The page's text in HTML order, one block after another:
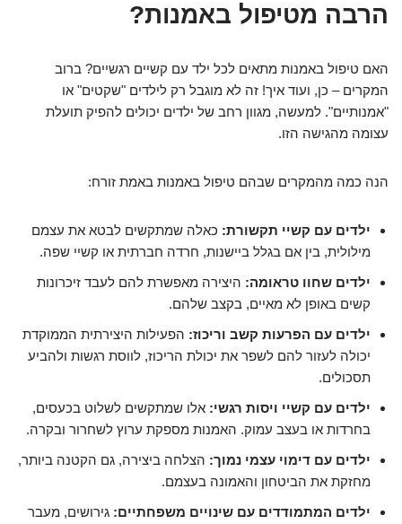
הרבה מטיפול באמנות?
האם טיפול באמנות מתאים לכל ילד עם קשיים רגשיים? ברוב
המקרים – כן, ועוד איך! זה לא מוגבל רק לילדים "שקטים" או
"אמנותיים". למעשה, מגוון רחב של ילדים יכולים להפיק תועלת
עצומה מהגישה הזו.
הנה כמה מהמקרים שבהם טיפול באמנות באמת זורח:
ילדים עם קשיי תקשורת: כאלה שמתקשים לבטא את עצמם
מילולית, בין אם בגלל ביישנות, חרדה חברתית או קשיי שפה.
ילדים שחוו טראומה: היצירה מאפשרת להם לעבד זיכרונות
קשים באופן לא מאיים, בקצב שלהם.
ילדים עם הפרעות קשב וריכוז: הפעילות היצירתית הממוקדת
יכולה לעזור להם לשפר את יכולת הריכוז, לווסת רגשות ולהביע
תסכולים.
ילדים עם קשיי ויסות רגשי: אלו שמתקשים לשלוט בכעסים,
בחרדות או בעצב עמוק. האמנות מספקת ערוץ לשחרור ובקרה.
ילדים עם דימוי עצמי נמוך: הצלחה ביצירה, גם הקטנה ביותר,
מחזקת את הביטחון והאמונה בעצמם.
ילדים המתמודדים עם שינויים משפחתיים: גירושים, מעבר